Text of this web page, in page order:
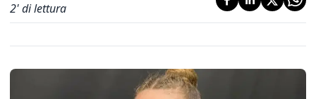
2' di lettura